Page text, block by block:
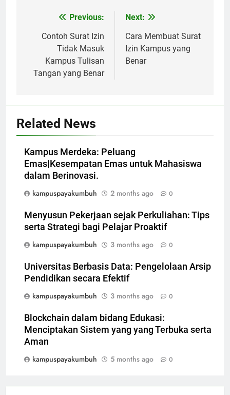
navigation
Previous:
Contoh Surat Izin
Tidak Masuk
Kampus Tulisan
Tangan yang Benar
Next:
Cara Membuat Surat
Izin Kampus yang
Benar
Related News
Kampus Merdeka: Peluang
Emas|Kesempatan Emas untuk Mahasiswa
dalam Berinovasi.
kampuspayakumbuh
2 months ago 0
Menyusun Pekerjaan sejak Perkuliahan: Tips
serta Strategi bagi Pelajar Proaktif
kampuspayakumbuh
3 months ago 0
Universitas Berbasis Data: Pengelolaan Arsip
Pendidikan secara Efektif
kampuspayakumbuh
3 months ago 0
Blockchain dalam bidang Edukasi:
Menciptakan Sistem yang yang Terbuka serta
Aman
kampuspayakumbuh
5 months ago 0